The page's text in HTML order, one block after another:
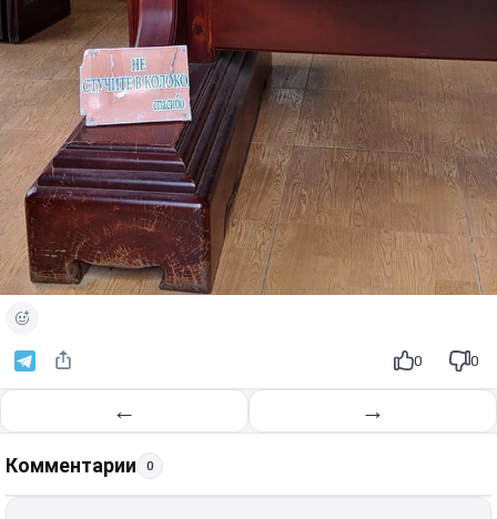
0 0
← →
Комментарии 0